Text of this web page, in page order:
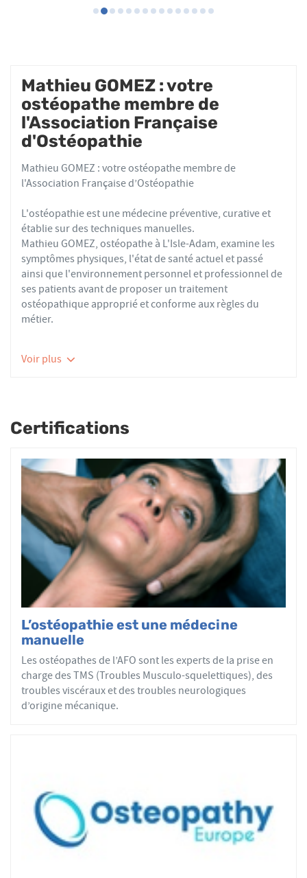
Mathieu GOMEZ : votre
ostéopathe membre de
l'Association Française
d'Ostéopathie
Mathieu GOMEZ : votre ostéopathe membre de
l'Association Française d’Ostéopathie
L'ostéopathie est une médecine préventive, curative et
établie sur des techniques manuelles.
Mathieu GOMEZ, ostéopathe à L'Isle-Adam, examine les
symptômes physiques, l'état de santé actuel et passé
ainsi que l'environnement personnel et professionnel de
ses patients avant de proposer un traitement
ostéopathique approprié et conforme aux règles du
métier.
thérapeutiques conformes aux recommandations de
fonctionnels d’ordre ostéoarticulaire, viscéral ou
irréversibles.
Nourrissons, enfants, adultes ou seniors, actifs ou
sédentaires, avec des douleurs aiguës ou chroniques,
tous les patients reçoivent un traitement ostéopathique
par mobilisations ou manipulations des sphères
articulaires, viscérales ou crâniennes.
Le réseau AFO garantit une assurance qualité de la
formation et de la pratique de l’ostéopathe rationnelle.
Les adhérents de l’AFO sont agréés par le ministère de la
Santé et sont enregistrés dans l’Annuaire Santé pour
avoir le droit d'user du titre d’ostéopathe et d'exercer les
actes ostéopathiques.
Voir plus
Certifications
L’ostéopathie est une médecine
manuelle
Les ostéopathes de l’AFO sont les experts de la prise en
charge des TMS (Troubles Musculo-squelettiques), des
troubles viscéraux et des troubles neurologiques
d’origine mécanique.